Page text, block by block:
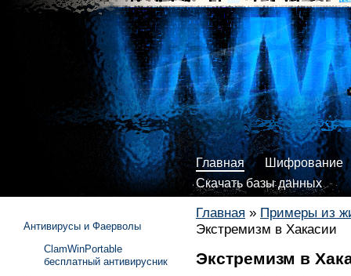
Главная
Шифрование
Скачать базы данных
Главная » Примеры из
Экстремизм в Хакасии
Экстремизм в
Антивирусы и Фаерволы
ClamWinPortable
бесплатный антивирусник